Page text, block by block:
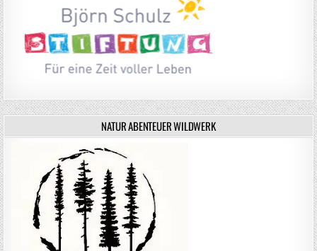
NATUR ABENTEUER WILDWERK